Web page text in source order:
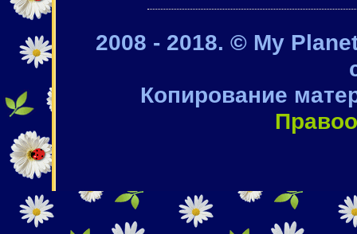
2008 - 2018. © My
Копирование